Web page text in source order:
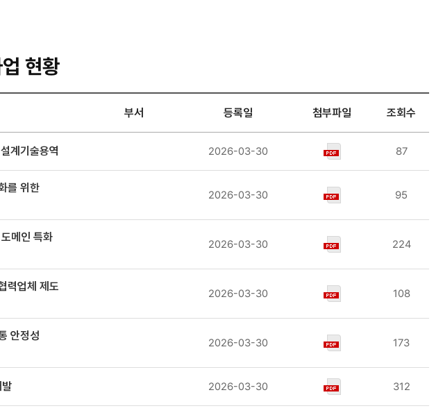
현황
부서 등록일 첨부파일 조회수
계기술용역 2026-03-30 87
를 위한
2026-03-30 95
메인 특화
2026-03-30 224
력업체 제도
2026-03-30 108
안정성
2026-03-30 173
2026-03-30 312